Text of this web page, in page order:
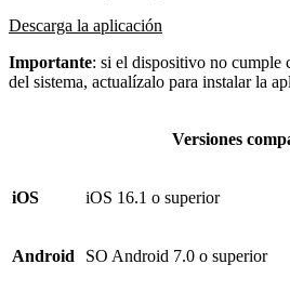
Descarga la aplicación
Importante: si el dispositivo no cumple
del sistema, actualízalo para instalar la
Versiones
iOS iOS 16.1 o superior
Android SO Android 7.0 o superior